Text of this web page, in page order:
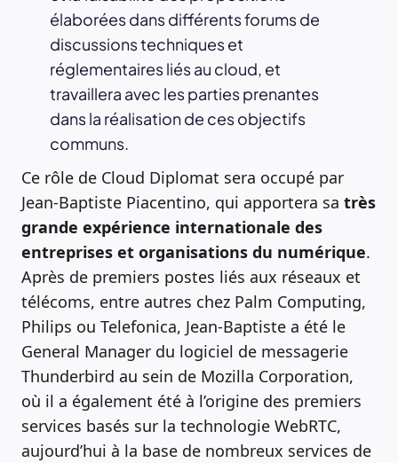
élaborées dans différents forums de
discussions techniques et
réglementaires liés au cloud, et
travaillera avec les parties prenantes
dans la réalisation de ces objectifs
communs.
Ce rôle de Cloud Diplomat sera occupé par
Jean-Baptiste Piacentino, qui apportera sa très
grande expérience internationale des
entreprises et organisations du numérique.
Après de premiers postes liés aux réseaux et
télécoms, entre autres chez Palm Computing,
Philips ou Telefonica, Jean-Baptiste a été le
General Manager du logiciel de messagerie
Thunderbird au sein de Mozilla Corporation,
où il a également été à l’origine des premiers
services basés sur la technologie WebRTC,
aujourd’hui à la base de nombreux services de